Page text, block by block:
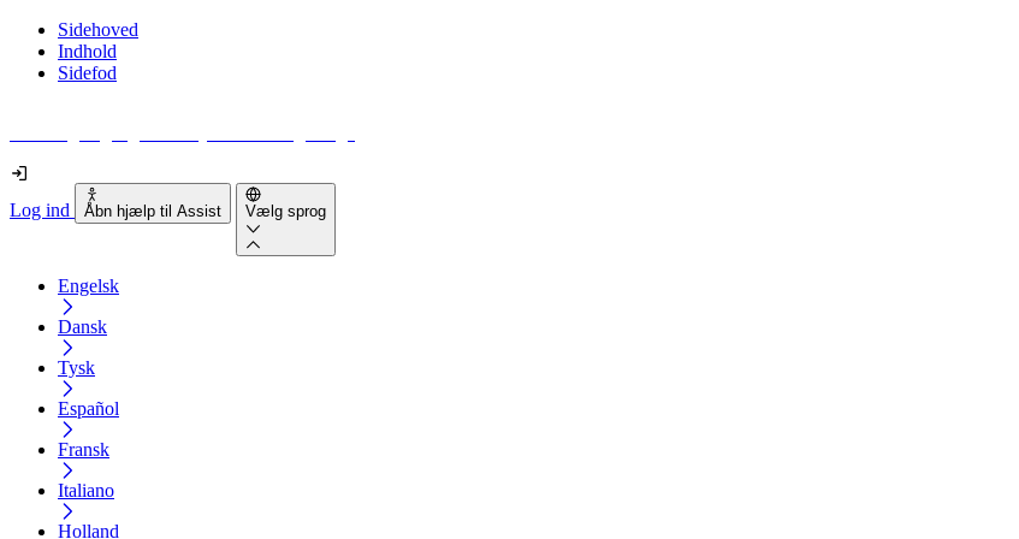
Sidehoved
Indhold
Sidefod
Log ind Åbn hjælp til Assist Vælg sprog
Engelsk
Dansk
Tysk
Español
Fransk
Italiano
Holland